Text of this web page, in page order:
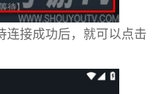
连接成功后，就可以点击